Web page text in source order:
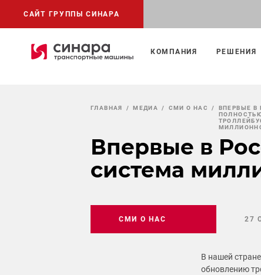
САЙТ ГРУППЫ СИНАРА
КОМПАНИЯ РЕШЕНИЯ
ГЛАВНАЯ МЕДИА СМИ О НАС
ВПЕРВЫЕ В
Впервые в
система
СМИ О НАС 27
В нашей
обновлению